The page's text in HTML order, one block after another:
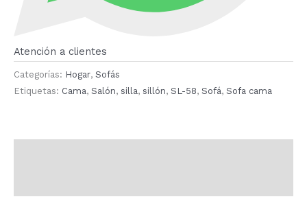
Atención a clientes
Categorías: Hogar, Sofás
Etiquetas: Cama, Salón, silla, sillón, SL-58, Sofá, Sofa cama